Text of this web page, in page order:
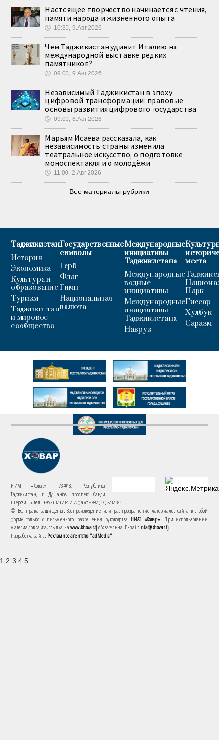
Настоящее творчество начинается с чтения,
памяти народа и жизненного опыта
🕔 10:30, 9.Авг 2026
Чем Таджикистан удивит Италию на
международной выставке редких
памятников?
🕔 09:00, 9.Авг 2026
Независимый Таджикистан в эпоху
цифровой трансформации: правовые
основы развития цифрового государства
🕔 09:00, 6.Авг 2026
Марьям Исаева рассказала, как
независимость страны изменила
театральное искусство, о подготовке
моноспектакля и о молодёжи
🕔 11:00, 2.Авг 2026
Все материалы рубрики
Таджикистан
История
Экономика
Культура и
образование
Туризм
Таджикистан
и мировое
сообщество
Государственные
символы
Герб
Флаг
Гимн
Национальная
валюта
Международные
инициативы
Таджикистана
Международные
водные
инициативы
Международные
инициативы
Таджикистана
Навруз
места
Парк
Гиссар
Хулбук
Саразм
НИАТ «Ховар»: 734018, Республика
Таджикистан, г. Душанбе, проспект Саъди
Шерози 16. тел.: +992 (37) 2385217, факс: +992 (37) 2232383
© Все права защищены. Воспроизведение или распространение материалов сайта в любой
форме только с письменного разрешения руководства НИАТ «Ховар». При использовании
материалов сайта, ссылка наwww.khovar.tjобязательна. E-mail: niat@khovar.tj
Разработка сайта: Рекламное агентство "adMedia"
1 2 3 4 5